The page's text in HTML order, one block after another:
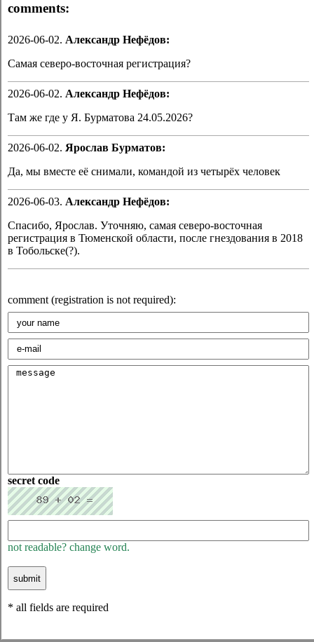
comments:
2026-06-02. Александр Нефёдов:
Самая северо-восточная регистрация?
2026-06-02. Александр Нефёдов:
Там же где у Я. Бурматова 24.05.2026?
2026-06-02. Ярослав Бурматов:
Да, мы вместе её снимали, командой из четырёх человек
2026-06-03. Александр Нефёдов:
Спасибо, Ярослав. Уточняю, самая северо-восточная
регистрация в Тюменской области, после гнездования в 2018
в Тобольске(?).
comment (registration is not required):
secret code
not readable? change word.
* all fields are required